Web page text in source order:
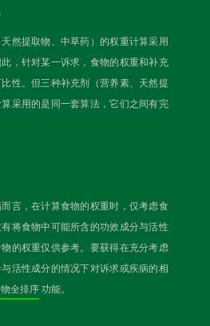
然提取物、中草药）的权重计算采用
，针对某一诉求，食物的权重和补充
性。但三种补充剂（营养素、天然提
采用的是同一套算法，它们之间有完
言，在计算食物的权重时，仅考虑食
将食物中可能所含的功效成分与活性
的权重仅供参考。要获得在充分考虑
活性成分的情况下对诉求或疾病的相
全排序功能。